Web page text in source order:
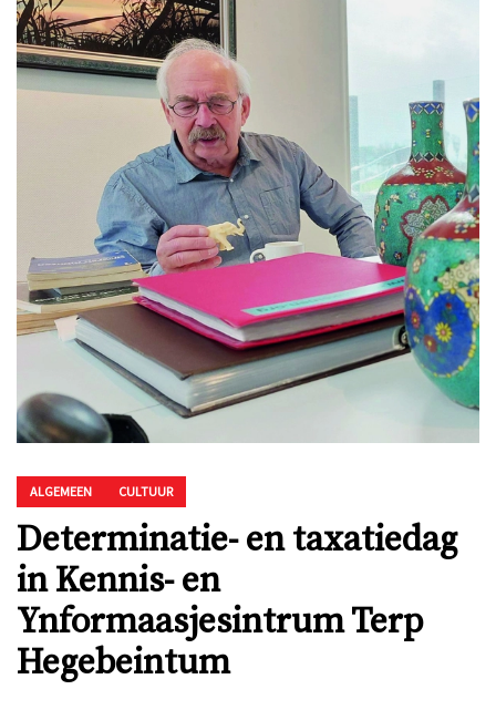
ALGEMEEN CULTUUR
Determinatie- en taxatiedag
in Kennis- en
Ynformaasjesintrum Terp
Hegebeintum